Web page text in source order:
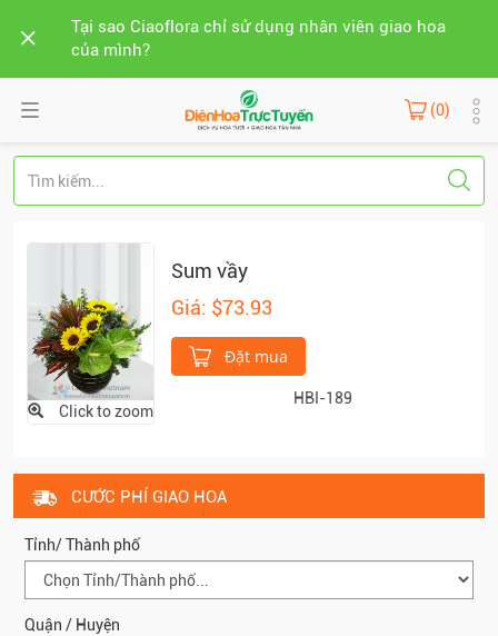
Tại sao Ciaoflora chỉ sử dụng nhân viên giao hoa
của mình?
(0)
Click to zoom
Sum vầy
Giá: $73.93
Đặt mua
HBI-189
CƯỚC PHÍ GIAO HOA
Tỉnh/ Thành phố
Quận / Huyện